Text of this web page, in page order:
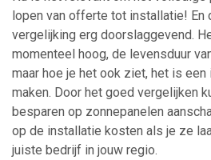
lopen van offerte tot installatie! En
vergelijking erg doorslaggevend.
momenteel hoog, de levensduur
maar hoe je het ook ziet, het is
maken. Door het goed vergelijken
besparen op zonnepanelen
op de installatie kosten als je ze
juiste bedrijf in jouw regio.